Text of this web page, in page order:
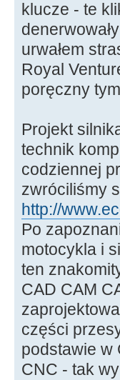
klucze - te
urwałem
Royal
poręczny
Projekt
technik
codziennej
zwróciliśmy
http://
Po
motocykla i
ten
CAD CAM
części
podstawie w
CNC - tak